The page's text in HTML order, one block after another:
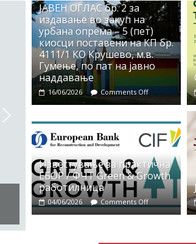
ЈАВЕН ОГЛАС бр. 2 за
издавање во закуп на
урбана опрема – 5 (пет)
киосци поставени на КП бр.
4111/1 КО Крушево, м.в.
Гумење, по пат на јавно
наддавање
16/06/2026 Comments Off
Известување за практична
ЕБОР / ФЧТ Green & Growth
работилница
04/06/2026 Comments Off